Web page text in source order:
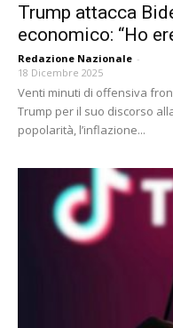
Trump attacca
economico: “Ho
Redazione Nazionale -
18 Dicembre 2025
Venti minuti di offensiva
Trump per il suo discorso
popolarità, l’inflazione...